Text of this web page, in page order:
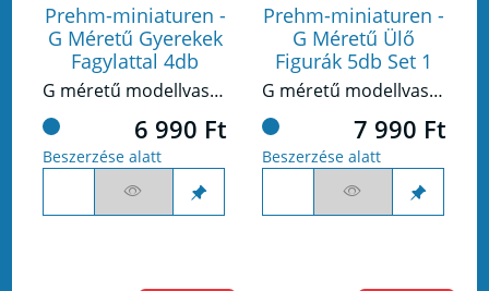
Prehm-miniaturen -
G Méretű Gyerekek
Fagylattal 4db
G méretű modellvasúthoz készült figura készlet.
6 990 Ft
Beszerzése alatt
Prehm-miniaturen -
G Méretű Ülő
Figurák 5db Set 1
G méretű modellvasúthoz készült figura készlet.
7 990 Ft
Beszerzése alatt